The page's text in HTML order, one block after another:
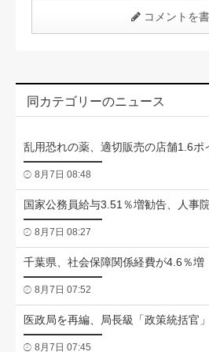
コメントを書
同カテゴリーのニュース
乱用恐れの薬、適切販売の店舗1.6ポ
8月7日 08:48
国家公務員給与3.51％増勧告、人事院
8月7日 08:27
千葉県、社会保障関係経費が4.6％
8月7日 07:52
医政局を再編、局長級「政策統括
8月7日 07:45